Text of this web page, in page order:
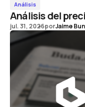
Análisis
Análisis del
jul. 31, 2026porJaime